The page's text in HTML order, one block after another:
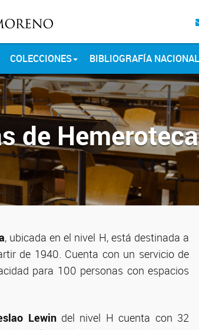
COLECCIONES BIBLIOGRAFÍA NACIONAL
de Hemeroteca
, ubicada en el nivel H, está destinada a
de 1940. Cuenta con un servicio de
para 100 personas con espacios
Lewindel nivel H cuenta con 32